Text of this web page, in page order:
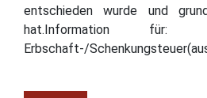
entschieden wurde und
hat.Information für:
Erbschaft-/